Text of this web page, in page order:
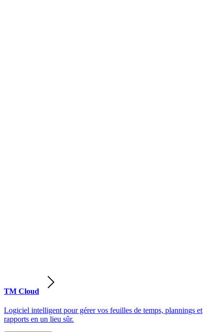
TM Cloud
Logiciel intelligent pour gérer vos feuilles de temps, plannings et
rapports en un lieu sûr.